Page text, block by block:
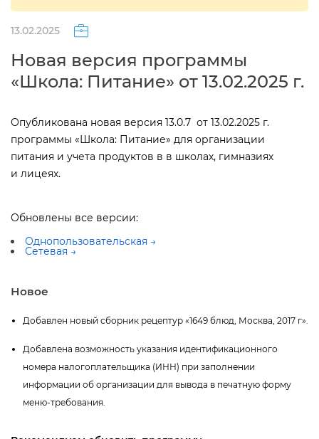
13.02.2025
Новая версия программы
«Школа: Питание» от 13.02.2025 г.
Опубликована новая версия 13.0.7 от 13.02.2025 г.
программы «Школа: Питание» для организации
питания и учета продуктов в в школах, гимназиях
и лицеях.
Обновлены все версии:
Однопользовательская →
Сетевая →
Новое
Добавлен новый сборник рецептур «1649 блюд, Москва, 2017 г».
Добавлена возможность указания идентификационного
номера налогоплательщика (ИНН) при заполнении
информации об организации для вывода в печатную форму
меню-требования.